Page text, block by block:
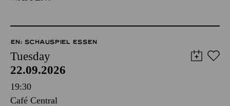
EN: SCHAUSPIEL ESSEN
Tuesday
22.09.2026
19:30
Café Central